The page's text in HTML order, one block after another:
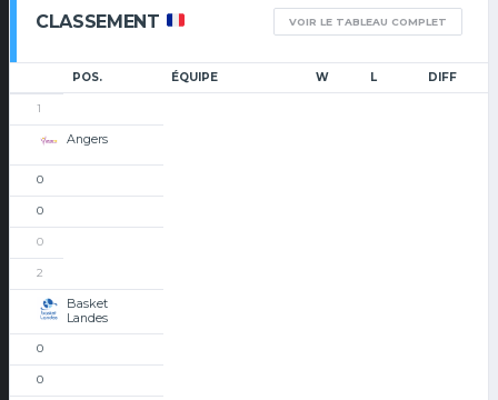
CLASSEMENT VOIR LE TABLEAU COMPLET
POS. ÉQUIPE W L DIFF
1
Angers
0
0
0
2
Basket
Landes
0
0